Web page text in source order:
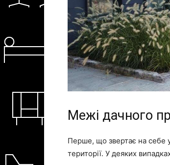
Межі дачного
Перше, що звертає на себе
території. У деяких